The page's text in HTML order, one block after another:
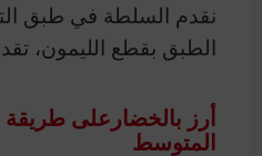
نقدم السلطة في طبق
الطبق بقطع الليمون،
أرز بالخضارعلى طريقة
المتوسط